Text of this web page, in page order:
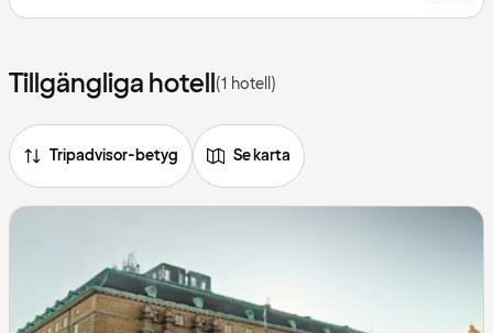
Tillgängliga hotell(1 hotell)
Tripadvisor-betyg Se karta